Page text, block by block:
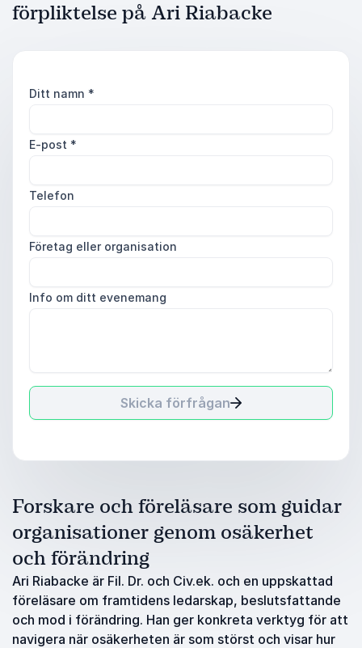
förpliktelse på Ari Riabacke
Ditt namn *
E-post *
Telefon
Företag eller organisation
Info om ditt evenemang
Skicka förfrågan
Forskare och föreläsare som guidar
organisationer genom osäkerhet
och förändring
Ari Riabacke är Fil. Dr. och Civ.ek. och en uppskattad
föreläsare om framtidens ledarskap, beslutsfattande
och mod i förändring. Han ger konkreta verktyg för att
navigera när osäkerheten är som störst och visar hur